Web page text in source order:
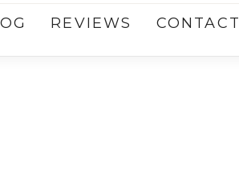
REVIEWS CONTACT